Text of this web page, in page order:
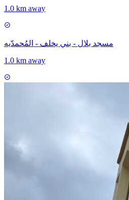
1.0 km away
مسجد بلال - بني يخلف - المُحمدّيه
1.0 km away